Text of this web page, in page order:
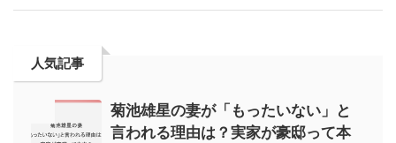
人気記事
菊池雄星の妻が「もったいない」と
言われる理由は？実家が豪邸って本